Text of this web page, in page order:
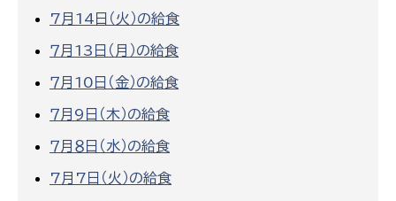
7月14日（火）の給食
７月13日（月）の給食
７月10日（金）の給食
７月9日（木）の給食
７月８日（水）の給食
7月7日（火）の給食